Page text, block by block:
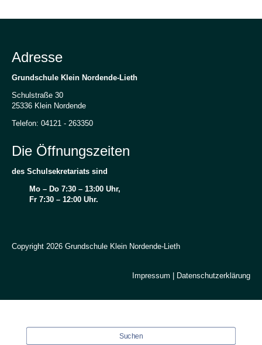
Adresse
Grundschule Klein Nordende-Lieth
Schulstraße 30
25336 Klein Nordende
Telefon: 04121 - 263350
Die Öffnungszeiten
des Schulsekretariats sind
Mo – Do 7:30 – 13:00 Uhr,
Fr 7:30 – 12:00 Uhr.
Copyright 2026 Grundschule Klein Nordende-Lieth
Impressum Datenschutzerklärung
Suchen